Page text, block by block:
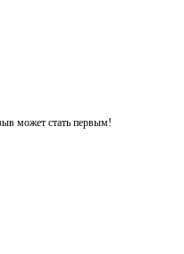
может стать первым!